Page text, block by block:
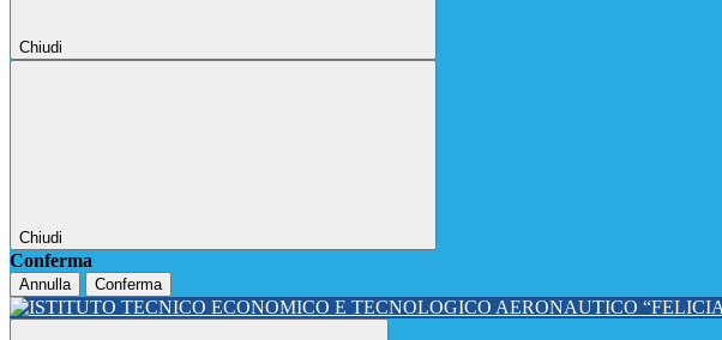
Chiudi
Chiudi
Conferma
Annulla Conferma